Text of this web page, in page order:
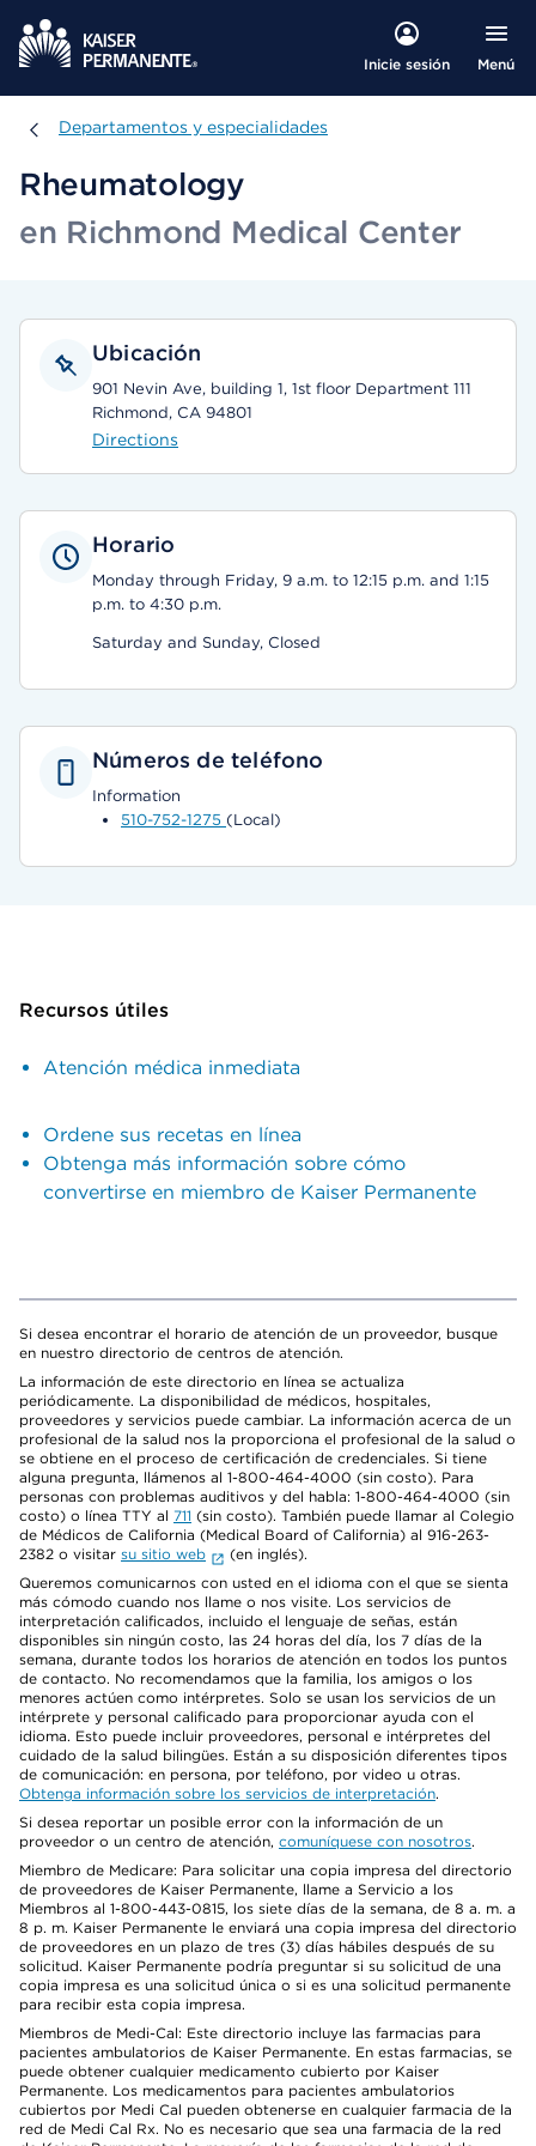
Inicie sesión Menú
Departamentos y especialidades
Departamentos y especialidades
Rheumatology
en Richmond Medical Center
Ubicación
901 Nevin Ave, building 1, 1st floor Department 111
Richmond, CA 94801
Directions
Horario
Monday through Friday, 9 a.m. to 12:15 p.m. and 1:15
p.m. to 4:30 p.m.
Saturday and Sunday, Closed
Números de teléfono
Information
510-752-1275 (Local)
Recursos útiles
Atención médica inmediata
Ordene sus recetas en línea
Obtenga más información sobre cómo
convertirse en miembro de Kaiser Permanente
Si desea encontrar el horario de atención de un proveedor, busque
en nuestro directorio de centros de atención.
La información de este directorio en línea se actualiza
periódicamente. La disponibilidad de médicos, hospitales,
proveedores y servicios puede cambiar. La información acerca de un
profesional de la salud nos la proporciona el profesional de la salud o
se obtiene en el proceso de certificación de credenciales. Si tiene
alguna pregunta, llámenos al 1-800-464-4000 (sin costo). Para
personas con problemas auditivos y del habla: 1-800-464-4000 (sin
costo) o línea TTY al 711 (sin costo). También puede llamar al Colegio
de Médicos de California (Medical Board of California) al 916-263-
2382 o visitar su sitio web
(en inglés).
Queremos comunicarnos con usted en el idioma con el que se sienta
más cómodo cuando nos llame o nos visite. Los servicios de
interpretación calificados, incluido el lenguaje de señas, están
disponibles sin ningún costo, las 24 horas del día, los 7 días de la
semana, durante todos los horarios de atención en todos los puntos
de contacto. No recomendamos que la familia, los amigos o los
menores actúen como intérpretes. Solo se usan los servicios de un
intérprete y personal calificado para proporcionar ayuda con el
idioma. Esto puede incluir proveedores, personal e intérpretes del
cuidado de la salud bilingües. Están a su disposición diferentes tipos
de comunicación: en persona, por teléfono, por video u otras.
Obtenga información sobre los servicios de interpretación.
Si desea reportar un posible error con la información de un
proveedor o un centro de atención, comuníquese con nosotros.
Miembro de Medicare: Para solicitar una copia impresa del directorio
de proveedores de Kaiser Permanente, llame a Servicio a los
Miembros al 1-800-443-0815, los siete días de la semana, de 8 a. m. a
8 p. m. Kaiser Permanente le enviará una copia impresa del directorio
de proveedores en un plazo de tres (3) días hábiles después de su
solicitud. Kaiser Permanente podría preguntar si su solicitud de una
copia impresa es una solicitud única o si es una solicitud permanente
para recibir esta copia impresa.
Miembros de Medi-Cal: Este directorio incluye las farmacias para
pacientes ambulatorios de Kaiser Permanente. En estas farmacias, se
puede obtener cualquier medicamento cubierto por Kaiser
Permanente. Los medicamentos para pacientes ambulatorios
cubiertos por Medi Cal pueden obtenerse en cualquier farmacia de la
red de Medi Cal Rx. No es necesario que sea una farmacia de la red